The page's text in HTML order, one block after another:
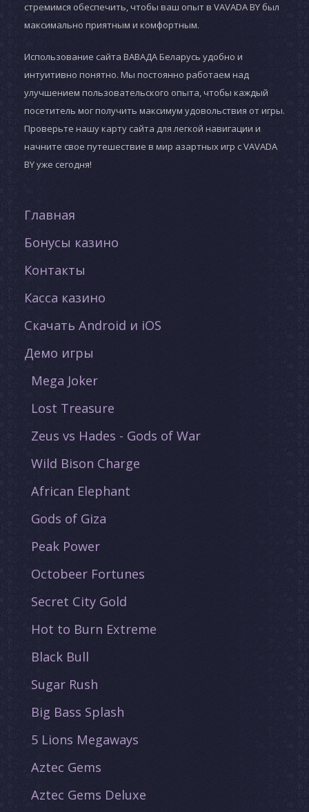
стремимся обеспечить, чтобы ваш опыт в VAVADA BY был
максимально приятным и комфортным.
Использование сайта ВАВАДА Беларусь удобно и
интуитивно понятно. Мы постоянно работаем над
улучшением пользовательского опыта, чтобы каждый
посетитель мог получить максимум удовольствия от игры.
Проверьте нашу карту сайта для легкой навигации и
начните свое путешествие в мир азартных игр с VAVADA
BY уже сегодня!
Главная
Бонусы казино
Контакты
Касса казино
Скачать Android и iOS
Демо игры
Mega Joker
Lost Treasure
Zeus vs Hades - Gods of War
Wild Bison Charge
African Elephant
Gods of Giza
Peak Power
Octobeer Fortunes
Secret City Gold
Hot to Burn Extreme
Black Bull
Sugar Rush
Big Bass Splash
5 Lions Megaways
Aztec Gems
Aztec Gems Deluxe